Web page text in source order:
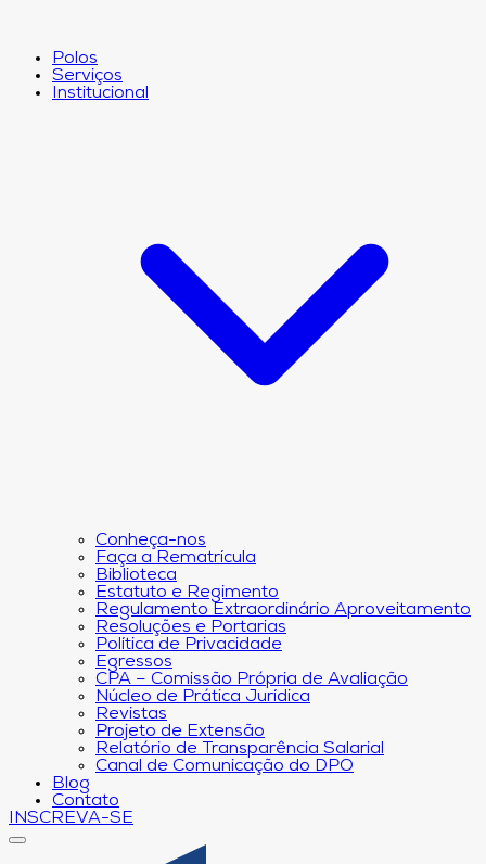
Polos
Serviços
Institucional
Conheça-nos
Faça a Rematrícula
Biblioteca
Estatuto e Regimento
Regulamento Extraordinário Aproveitamento
Resoluções e Portarias
Política de Privacidade
Egressos
CPA – Comissão Própria de Avaliação
Núcleo de Prática Jurídica
Revistas
Projeto de Extensão
Relatório de Transparência Salarial
Canal de Comunicação do DPO
Blog
Contato
INSCREVA-SE